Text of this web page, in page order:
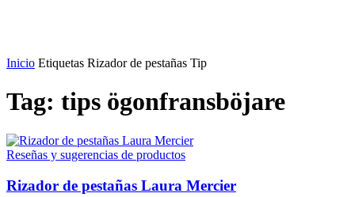
Inicio Etiquetas Rizador de pestañas Tip
Tag: tips ögonfransböjare
Reseñas y sugerencias de productos
Rizador de pestañas Laura Mercier